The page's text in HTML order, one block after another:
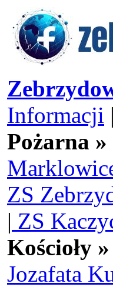
Informacji |
Pożarna »
ZS
| ZS
Kościoły »
Jozafata